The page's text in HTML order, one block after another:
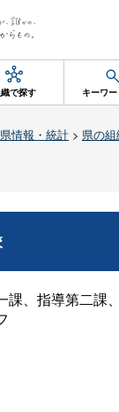
で探す キーワ
県情報・統計> 県の
課、指導第二課